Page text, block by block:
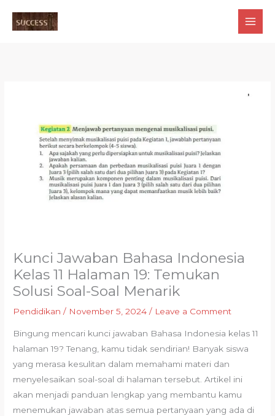
Kunci Jawaban Bahasa Indonesia
Kelas 11 Halaman 19: Temukan
Solusi Soal-Soal Menarik
Pendidikan / November 5, 2024/ Leave a Comment
Bingung mencari kunci jawaban Bahasa Indonesia kelas 11
halaman 19? Tenang, kamu tidak sendirian! Banyak siswa
yang merasa kesulitan dalam memahami materi dan
menyelesaikan soal-soal di halaman tersebut. Artikel ini
akan menjadi panduan lengkap yang membantu kamu
menemukan jawaban atas semua pertanyaan yang ada di